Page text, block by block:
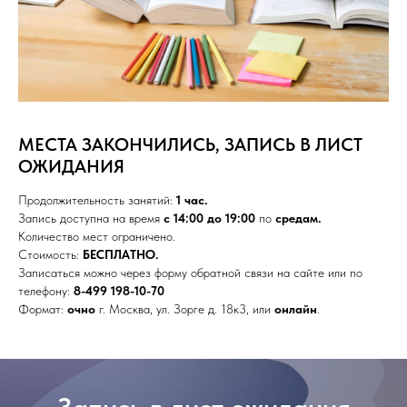
МЕСТА ЗАКОНЧИЛИСЬ, ЗАПИСЬ В ЛИСТ
ОЖИДАНИЯ
Продолжительность занятий: 1 час.
Запись доступна на время с 14:00 до 19:00 по средам.
Количество мест ограничено.
Стоимость: БЕСПЛАТНО.
Записаться можно через форму обратной связи на сайте или по
телефону: 8-499 198-10-70
Формат: очно г. Москва, ул. Зорге д. 18к3, или онлайн